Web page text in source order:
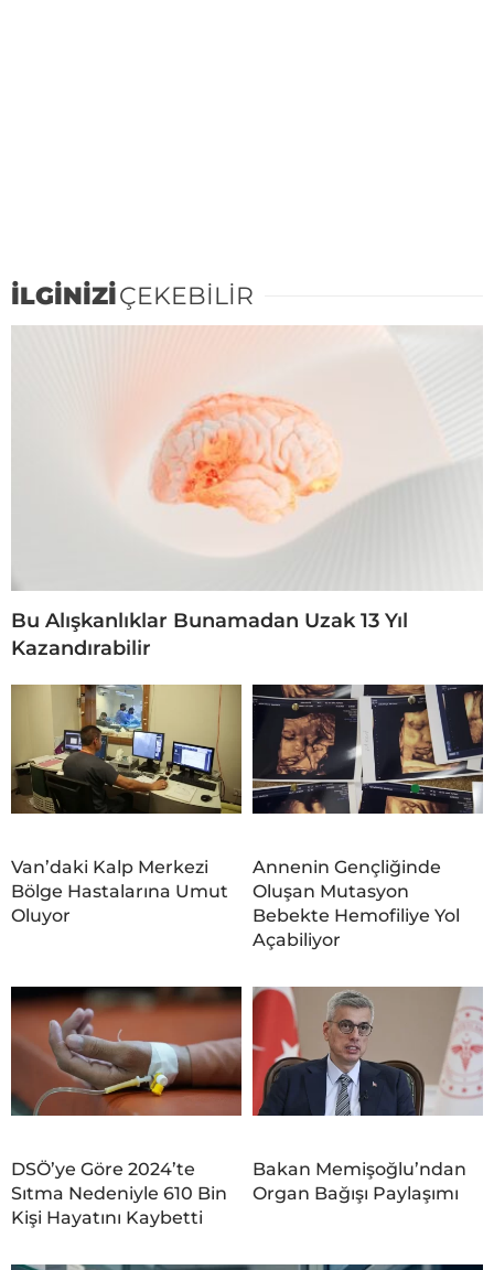
İLGİNİZİÇEKEBİLİR
Bu Alışkanlıklar Bunamadan Uzak 13 Yıl
Kazandırabilir
Van’daki Kalp Merkezi
Bölge Hastalarına Umut
Oluyor
Annenin Gençliğinde
Oluşan Mutasyon
Bebekte Hemofiliye Yol
Açabiliyor
DSÖ’ye Göre 2024’te
Sıtma Nedeniyle 610 Bin
Kişi Hayatını Kaybetti
Bakan Memişoğlu’ndan
Organ Bağışı Paylaşımı